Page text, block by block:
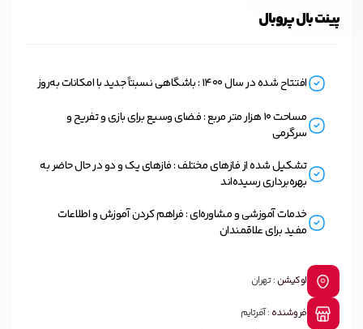
پینت بال پروبال
افتتاح شده در سال 1400 : باشگاهی نسبتاً جدید با امکانات به‌روز
مساحت 10 هزار متر مربع : فضای وسیع برای بازی و تفریح و
سرگرمی
تشکیل شده از فازهای مختلف : فازهای یک و دو در حال حاضر به
بهره‌برداری رسیده‌اند
خدمات آموزشی و مشاوره‌ای : فراهم کردن آموزش و اطلاعات
مفید برای علاقمندان
لوکیشن :تهران
فروشنده :آفرتایم